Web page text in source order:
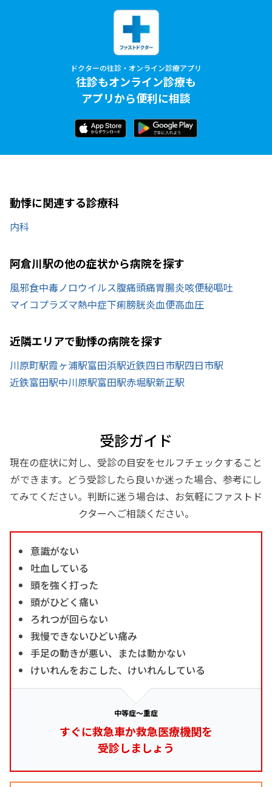
ドクターの往診・オンライン診療アプリ
往診もオンライン診療も
アプリから便利に相談
動悸に関連する診療科
内科
阿倉川駅の他の症状から病院を探す
風邪食中毒ノロウイルス腹痛頭痛胃腸炎咳便秘嘔吐
マイコプラズマ熱中症下痢膀胱炎血便高血圧
近隣エリアで動悸の病院を探す
川原町駅霞ヶ浦駅富田浜駅近鉄四日市駅四日市駅
近鉄富田駅中川原駅富田駅赤堀駅新正駅
受診ガイド
現在の症状に対し、受診の目安をセルフチェックすること
ができます。どう受診したら良いか迷った場合、参考にし
てみてください。判断に迷う場合は、お気軽にファストド
クターへご相談ください。
意識がない
吐血している
頭を強く打った
頭がひどく痛い
ろれつが回らない
我慢できないひどい痛み
手足の動きが悪い、または動かない
けいれんをおこした、けいれんしている
中等症～重症
すぐに救急車か救急医療機関を
受診しましょう